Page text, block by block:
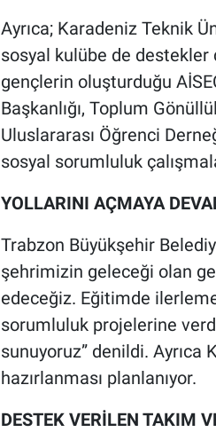
Ayrıca; Karadeniz Teknik
sosyal kulübe de destekler
gençlerin oluşturduğu
Başkanlığı, Toplum
Uluslararası Öğrenci
sosyal sorumluluk
YOLLARINI AÇMAYA
Trabzon Büyükşehir
şehrimizin geleceği olan
edeceğiz. Eğitimde
sorumluluk projelerine
sunuyoruz” denildi.
hazırlanması planlanıyor.
DESTEK VERİLEN TAKIM